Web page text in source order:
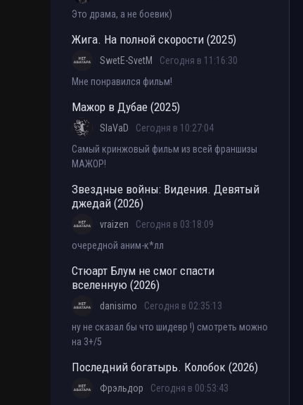
Это драма, а не боевик)
Жига. На полной скорости (2025)
SwetE-SvetM
Сегодня в 11:16:30
Мне понравился фильм!
Мажор в Дубае (2025)
SlaVaD
Сегодня в 10:27:04
Самый кринжовый фильм из всей франшизы
МАЖОР!
Звездные войны: Видения. Девятый
джедай (2026)
vraizen
Сегодня в 03:18:09
очередной аним-к*лл
Стюарт Блум не смог спасти
вселенную (2026)
danisimo
Сегодня в 02:35:13
ну не сказал бы что шидевр !) смотреть можно
на 3+/5
Последний богатырь. Колобок (2026)
Фрэльдор
Сегодня в 00:53:43